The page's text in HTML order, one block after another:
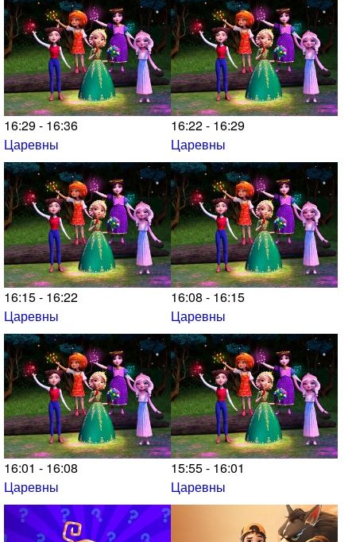
16:29 - 16:36
Царевны
16:22 - 16:29
Царевны
16:15 - 16:22
Царевны
16:08 - 16:15
Царевны
16:01 - 16:08
Царевны
15:55 - 16:01
Царевны